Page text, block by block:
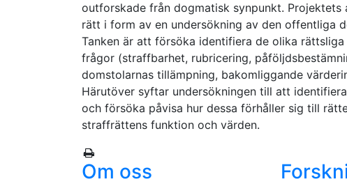
outforskade från dogmatisk synpunkt.
rätt i form av en undersökning av den offentliga
Tanken är att försöka identifiera de olika
frågor (straffbarhet, rubricering,
domstolarnas tillämpning, bakomliggande
Härutöver syftar undersökningen till att
och försöka påvisa hur dessa förhåller sig till
straffrättens funktion och värden.
Om oss